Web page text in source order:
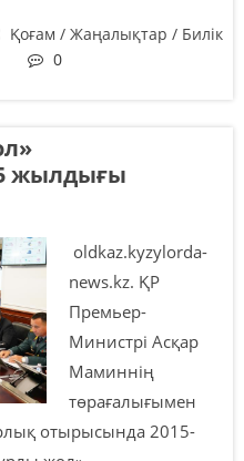
Қоғам / Жаңалықтар / Билік
0
жылдығы
oldkaz.kyzylorda-
news.kz. ҚР
Премьер-
Министрі Асқар
Маминнің
төрағалығымен
отырысында 2015-